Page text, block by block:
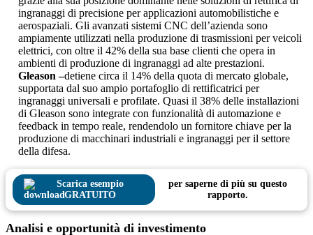
ingranaggi di precisione per applicazioni automobilistiche e
aerospaziali. Gli avanzati sistemi CNC dell’azienda sono
ampiamente utilizzati nella produzione di trasmissioni per veicoli
elettrici, con oltre il 42% della sua base clienti che opera in
ambienti di produzione di ingranaggi ad alte prestazioni.
Gleason –detiene circa il 14% della quota di mercato globale,
supportata dal suo ampio portafoglio di rettificatrici per
ingranaggi universali e profilate. Quasi il 38% delle installazioni
di Gleason sono integrate con funzionalità di automazione e
feedback in tempo reale, rendendolo un fornitore chiave per la
produzione di macchinari industriali e ingranaggi per il settore
della difesa.
Scarica esempio
GRATUITO
per saperne di più su questo
rapporto.
Analisi e opportunità di investimento